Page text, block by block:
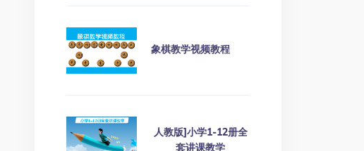
象棋教学视频教程
人教版]小学1-12册全
套讲课教学